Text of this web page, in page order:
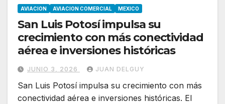
AVIACION AVIACION COMERCIAL MEXICO
San Luis Potosí impulsa su
crecimiento con más conectividad
aérea e inversiones históricas
JUNIO 3, 2026 JUAN DELGUY
San Luis Potosí impulsa su crecimiento con más
conectividad aérea e inversiones históricas. El